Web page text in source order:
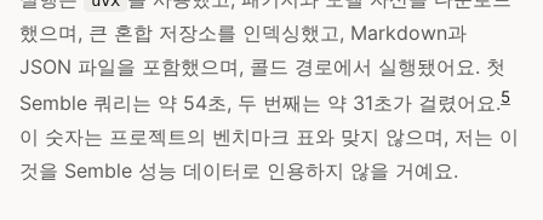
했으며, 큰 혼합 저장소를 인덱싱했고, Markdown과
JSON 파일을 포함했으며, 콜드 경로에서 실행됐어요. 첫
Semble 쿼리는 약 54초, 두 번째는 약 31초가 걸렸어요.5
이 숫자는 프로젝트의 벤치마크 표와 맞지 않으며, 저는 이
것을 Semble 성능 데이터로 인용하지 않을 거예요.